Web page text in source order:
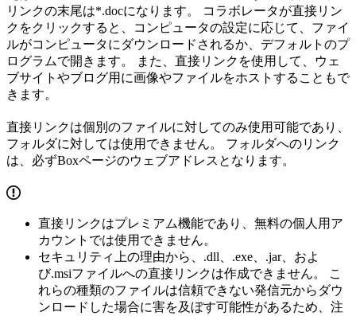
リンクの末尾は*.docになります。 コラボレータが直接リン
クをクリックすると、コンピュータの設定に応じて、ファイ
ルがコンピュータにダウンロードされるか、デフォルトのプ
ログラムで開きます。 また、直接リンクを使用して、ウェ
ブサイトやブログ用に画像やファイルをホストすることもで
きます。
直接リンクは個別のファイルに対してのみ使用可能であり、
フォルダに対しては使用できません。 フォルダへのリンク
は、必ずBoxページのウェブアドレスとなります。
直接リンクはプレミアム機能であり、無料の個人用ア
カウントでは使用できません。
セキュリティ上の理由から、.dll、.exe、.jar、およ
び.msiファイルへの直接リンクは作成できません。 こ
れらの種類のファイルは信頼できない発信元からダウ
ンロードした場合に害を及ぼす可能性があるため、注